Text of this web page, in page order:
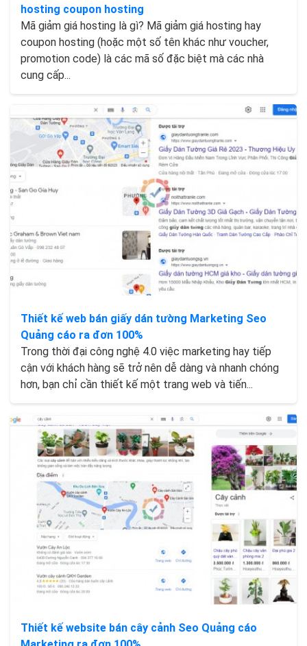
hosting coupon hosting
Mã giảm giá hosting là gì? Mã giảm giá hosting hay
coupon hosting (hoặc một số tên khác như voucher,
promotion code) là các mã số đặc biệt mà các nhà
cung cấp...
Thiết kế web bán giấy dán tường Marketing Seo
Quảng cáo ra đơn 100%
Trong thời đại công nghệ 4.0 việc marketing hay tiếp
cận với khách hàng sẽ trở nên dễ dàng và nhanh chóng
hơn, bạn chỉ cần thiết kế một trang web và tiến...
Thiết kế website bán cây cảnh Seo Quảng cáo